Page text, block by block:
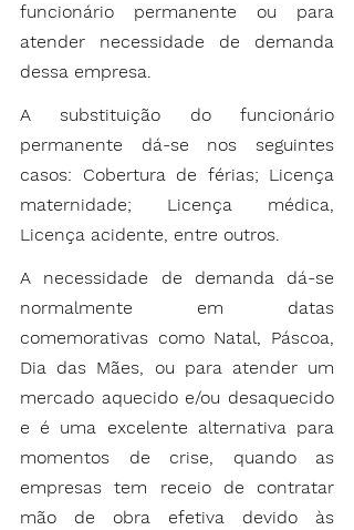
funcionário permanente ou para
atender necessidade de demanda
dessa empresa.
A substituição do funcionário
permanente dá-se nos seguintes
casos: Cobertura de férias; Licença
maternidade; Licença médica,
Licença acidente, entre outros.
A necessidade de demanda dá-se
normalmente em datas
comemorativas como Natal, Páscoa,
Dia das Mães, ou para atender um
mercado aquecido e/ou desaquecido
e é uma excelente alternativa para
momentos de crise, quando as
empresas tem receio de contratar
mão de obra efetiva devido às